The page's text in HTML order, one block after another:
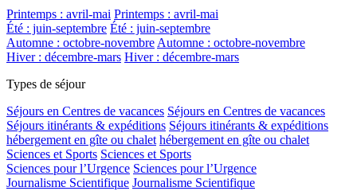
Printemps : avril-mai Printemps : avril-mai
Été : juin-septembre Été : juin-septembre
Automne : octobre-novembre Automne : octobre-novembre
Hiver : décembre-mars Hiver : décembre-mars
Types de séjour
Séjours en Centres de vacances Séjours en Centres de vacances
Séjours itinérants & expéditions Séjours itinérants & expéditions
hébergement en gîte ou chalet hébergement en gîte ou chalet
Sciences et Sports Sciences et Sports
Sciences pour l’Urgence Sciences pour l’Urgence
Journalisme Scientifique Journalisme Scientifique